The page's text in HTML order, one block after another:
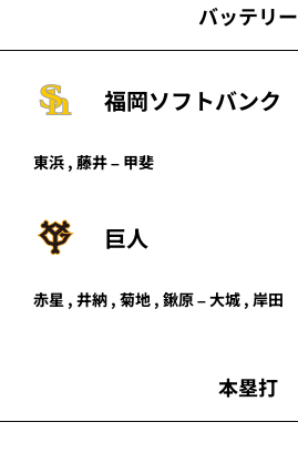
バッテリー
福岡ソフトバンク
東浜 , 藤井– 甲斐
巨人
赤星 , 井納 , 菊地 , 鍬原 – 大城 , 岸田
本塁打